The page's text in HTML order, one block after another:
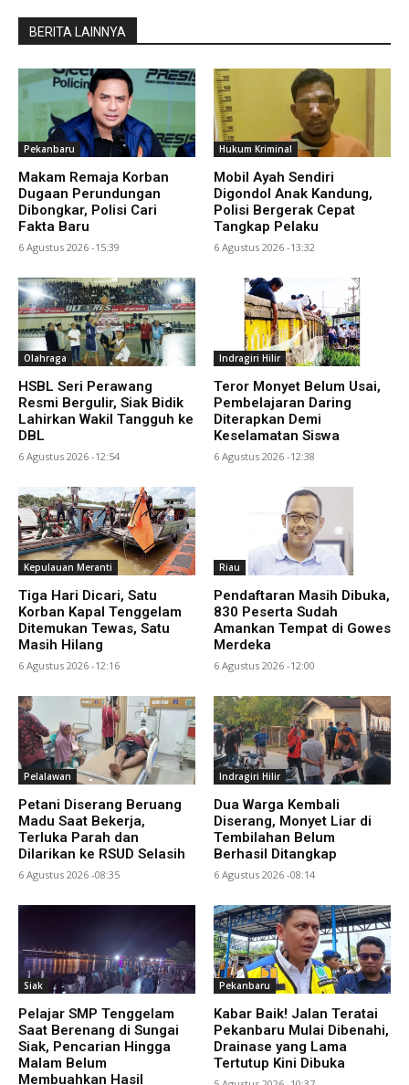
BERITA LAINNYA
Pekanbaru
Makam Remaja Korban
Dugaan Perundungan
Dibongkar, Polisi Cari
Fakta Baru
6 Agustus 2026 -15:39
Hukum Kriminal
Mobil Ayah Sendiri
Digondol Anak Kandung,
Polisi Bergerak Cepat
Tangkap Pelaku
6 Agustus 2026 -13:32
Olahraga
HSBL Seri Perawang
Resmi Bergulir, Siak Bidik
Lahirkan Wakil Tangguh ke
DBL
6 Agustus 2026 -12:54
Indragiri Hilir
Teror Monyet Belum Usai,
Pembelajaran Daring
Diterapkan Demi
Keselamatan Siswa
6 Agustus 2026 -12:38
Kepulauan Meranti
Tiga Hari Dicari, Satu
Korban Kapal Tenggelam
Ditemukan Tewas, Satu
Masih Hilang
6 Agustus 2026 -12:16
Riau
Pendaftaran Masih Dibuka,
830 Peserta Sudah
Amankan Tempat di Gowes
Merdeka
6 Agustus 2026 -12:00
Pelalawan
Petani Diserang Beruang
Madu Saat Bekerja,
Terluka Parah dan
Dilarikan ke RSUD Selasih
6 Agustus 2026 -08:35
Indragiri Hilir
Dua Warga Kembali
Diserang, Monyet Liar di
Tembilahan Belum
Berhasil Ditangkap
6 Agustus 2026 -08:14
Siak
Pelajar SMP Tenggelam
Saat Berenang di Sungai
Siak, Pencarian Hingga
Malam Belum
Membuahkan Hasil
Pekanbaru
Kabar Baik! Jalan Teratai
Pekanbaru Mulai Dibenahi,
Drainase yang Lama
Tertutup Kini Dibuka